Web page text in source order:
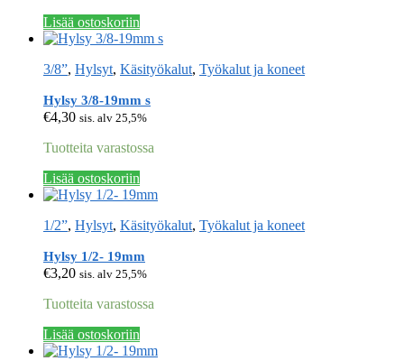
Lisää ostoskoriin
3/8”, Hylsyt, Käsityökalut, Työkalut ja koneet
Hylsy 3/8-19mm s
€4,30 sis. alv 25,5%
Tuotteita varastossa
Lisää ostoskoriin
1/2”, Hylsyt, Käsityökalut, Työkalut ja koneet
Hylsy 1/2- 19mm
€3,20 sis. alv 25,5%
Tuotteita varastossa
Lisää ostoskoriin